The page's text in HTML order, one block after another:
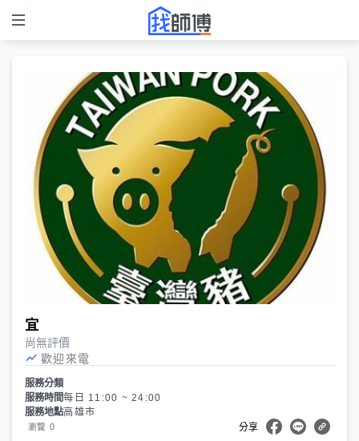
宜
尚無評價
歡迎來電
服務分類
服務時間每日 11:00 ~ 24:00
服務地點高雄市
瀏覽 0 分享